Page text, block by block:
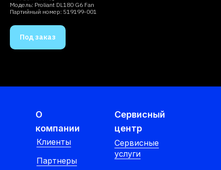
Модель: Proliant DL180 G6 Fan
Партийный номер: 519199-001
Под заказ
Cервисные
услуги
Сервисный
центр
Клиенты
Партнеры
О
компании